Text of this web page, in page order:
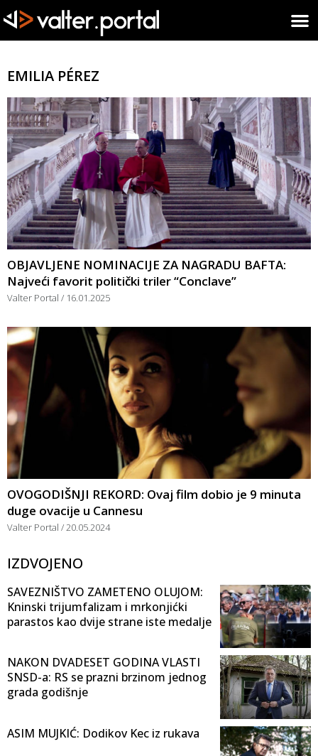
EMILIA PÉREZ
OBJAVLJENE NOMINACIJE ZA NAGRADU BAFTA:
Najveći favorit politički triler “Conclave”
Valter Portal 16.01.2025
OVOGODIŠNJI REKORD: Ovaj film dobio je 9 minuta
duge ovacije u Cannesu
Valter Portal 20.05.2024
IZDVOJENO
SAVEZNIŠTVO ZAMETENO OLUJOM:
Kninski trijumfalizam i mrkonjićki
parastos kao dvije strane iste medalje
NAKON DVADESET GODINA VLASTI
SNSD-a: RS se prazni brzinom jednog
grada godišnje
ASIM MUJKIĆ: Dodikov Kec iz rukava